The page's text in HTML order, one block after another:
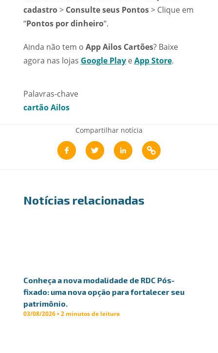
cadastro> Consulte seus Pontos> Clique em
“Pontos por dinheiro“.
Ainda não tem o App Ailos Cartões? Baixe
agora nas lojas Google Playe App Store.
Palavras-chave
cartão Ailos
Compartilhar notícia
Notícias relacionadas
Conheça a nova modalidade de RDC Pós-
fixado: uma nova opção para fortalecer seu
patrimônio.
03/08/2026 • 2 minutos de leitura